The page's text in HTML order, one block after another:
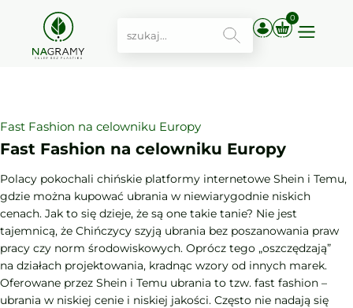
0
Fast Fashion na celowniku Europy
Fast Fashion na celowniku Europy
Polacy pokochali chińskie platformy internetowe Shein i Temu,
gdzie można kupować ubrania w niewiarygodnie niskich
cenach. Jak to się dzieje, że są one takie tanie? Nie jest
tajemnicą, że Chińczycy szyją ubrania bez poszanowania praw
pracy czy norm środowiskowych. Oprócz tego „oszczędzają”
na działach projektowania, kradnąc wzory od innych marek.
Oferowane przez Shein i Temu ubrania to tzw. fast fashion –
ubrania w niskiej cenie i niskiej jakości. Często nie nadają się